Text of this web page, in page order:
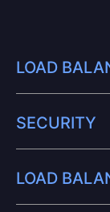
LOAD
SECURITY
LOAD